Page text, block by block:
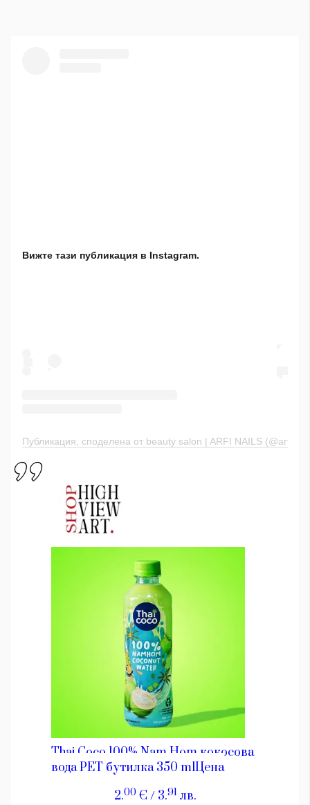
Вижте тази публикация в Instagram.
Публикация, споделена от beauty salon | ARFI NAILS